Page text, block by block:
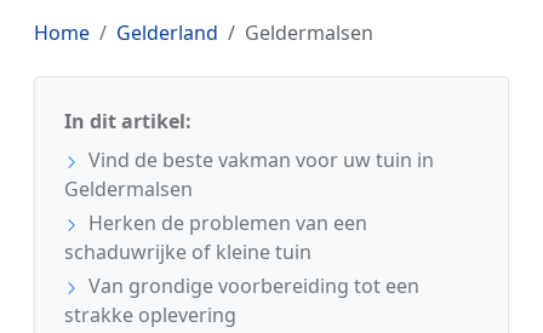
Home Gelderland Geldermalsen
In dit artikel:
Vind de beste vakman voor uw tuin in
Geldermalsen
Herken de problemen van een
schaduwrijke of kleine tuin
Van grondige voorbereiding tot een
strakke oplevering